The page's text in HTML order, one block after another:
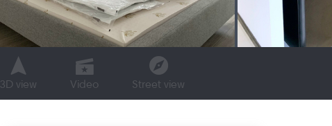
3D view Video Street view